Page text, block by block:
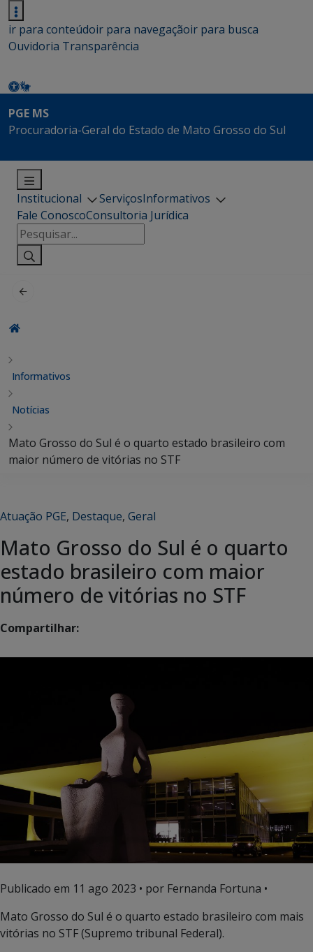
ir para conteúdoir para navegaçãoir para busca
Ouvidoria Transparência
PGE MS
Procuradoria-Geral do Estado de Mato Grosso do Sul
Institucional ServiçosInformativos
Fale ConoscoConsultoria Jurídica
Pesquisar
por:
Informativos
Notícias
Mato Grosso do Sul é o quarto estado brasileiro com
maior número de vitórias no STF
Atuação PGE, Destaque, Geral
Mato Grosso do Sul é o quarto
estado brasileiro com maior
número de vitórias no STF
Compartilhar:
Publicado em 11 ago 2023 • por Fernanda Fortuna •
Mato Grosso do Sul é o quarto estado brasileiro com mais
vitórias no STF (Supremo tribunal Federal).